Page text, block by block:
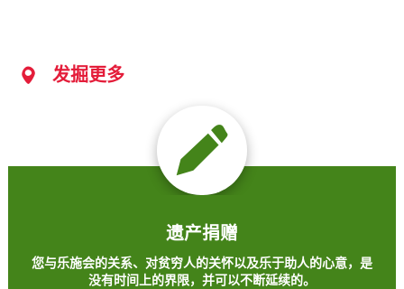
发掘更多
遗产捐赠
您与乐施会的关系、对贫穷人的关怀以及乐于助人的心意，是
没有时间上的界限，并可以不断延续的。